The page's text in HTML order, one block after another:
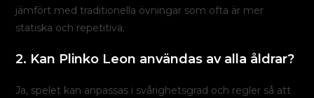
jämfört med traditionella övningar som ofta är mer
statiska och repetitiva.
2. Kan Plinko Leon användas av alla åldrar?
Ja, spelet kan anpassas i svårighetsgrad och regler så att